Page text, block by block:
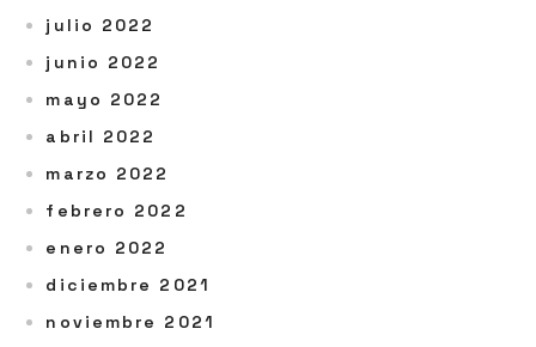
julio 2022
junio 2022
mayo 2022
abril 2022
marzo 2022
febrero 2022
enero 2022
diciembre 2021
noviembre 2021